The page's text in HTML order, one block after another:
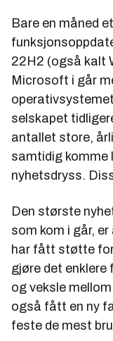
Bare en måned
22H2 (også kalt
Microsoft i går
selskapet
antallet store,
samtidig komme
nyhetsdryss.
Den største
som kom i går,
har fått støtte for
gjøre det enklere
og veksle
også fått en ny
feste de mest